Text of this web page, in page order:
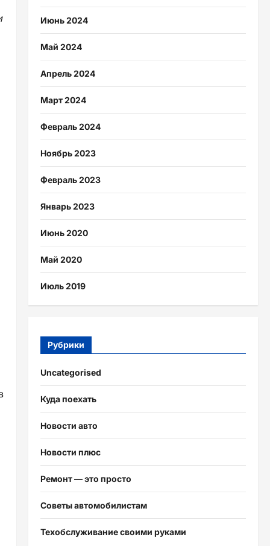
Июнь 2024
Май 2024
Апрель 2024
Март 2024
Февраль 2024
Ноябрь 2023
Февраль 2023
Январь 2023
Июнь 2020
Май 2020
Июль 2019
Рубрики
Uncategorised
Куда поехать
Новости авто
Новости плюс
Ремонт — это просто
Советы автомобилистам
Техобслуживание своими руками